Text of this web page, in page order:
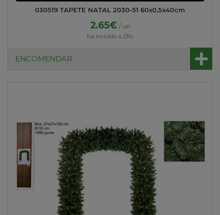
030519 TAPETE NATAL 2030-51 60x0,5x40cm
2.65€ / un
Iva incluído a 23%
ENCOMENDAR